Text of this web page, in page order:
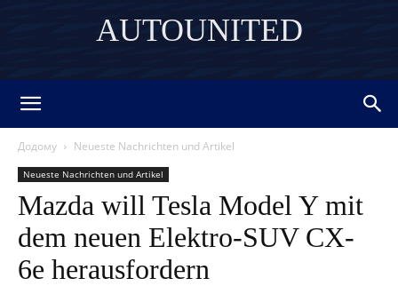
AUTOUNITED
Додому Neueste Nachrichten und Artikel
Neueste Nachrichten und Artikel
Mazda will Tesla Model Y mit
dem neuen Elektro-SUV CX-
6e herausfordern